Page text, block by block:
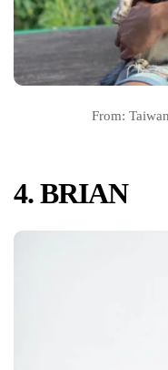
From:
4. BRIAN